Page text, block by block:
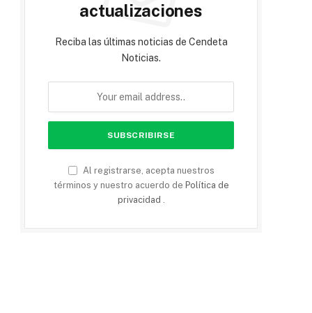
actualizaciones
Reciba las últimas noticias de Cendeta
Noticias.
Al registrarse, acepta nuestros
términos y nuestro acuerdo de Política de
privacidad .